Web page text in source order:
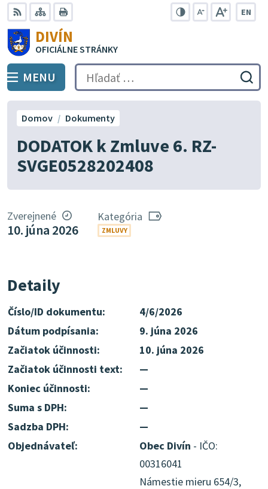
Preskočiť
na
obsah
RSS Mapa
EN
DIVÍN
OFICIÁLNE STRÁNKY
PREPNÚŤ
MENU Hľadať:
DODATOK k Zmluve 6. RZ-
SVGE0528202408
Domov Dokumenty
Zverejnené
10. júna 2026
Kategória
ZMLUVY
Detaily
Číslo/ID dokumentu:
4/6/2026
Dátum podpísania:
9. júna 2026
Začiatok účinnosti:
10. júna 2026
Začiatok účinnosti text:
—
Koniec účinnosti:
—
Suma s DPH:
—
Sadzba DPH:
—
Objednávateľ:
Obec Divín - IČO:
00316041
Námestie mieru 654/3,